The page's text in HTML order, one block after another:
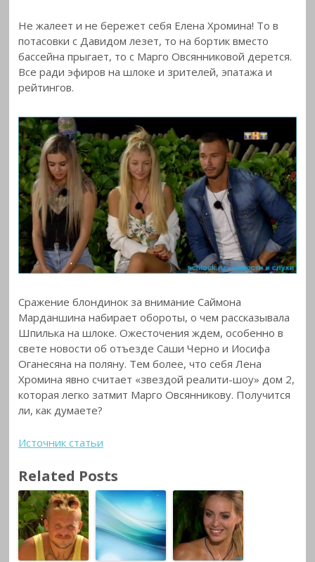
Не жалеет и не бережет себя Елена Хромина! То в
потасовки с Давидом лезет, то на бортик вместо
бассейна прыгает, то с Марго Овсянниковой дерется.
Все ради эфиров на шлоке и зрителей, эпатажа и
рейтингов.
Сражение блондинок за внимание Саймона
Марданшина набирает обороты, о чем рассказывала
Шпилька на шлоке. Ожесточения ждем, особенно в
свете новости об отъезде Саши Черно и Иосифа
Оганесяна на поляну. Тем более, что себя Лена
Хромина явно считает «звездой реалити-шоу» дом 2,
которая легко затмит Марго Овсянникову. Получится
ли, как думаете?
Источник статьи
Related Posts